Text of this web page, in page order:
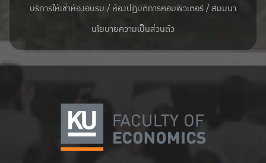
บริการให้เช่าห้องอบรม / ห้องปฏิบัติการคอมพิวเตอร์ / สัมมนา
นโยบายความเป็นส่วนตัว